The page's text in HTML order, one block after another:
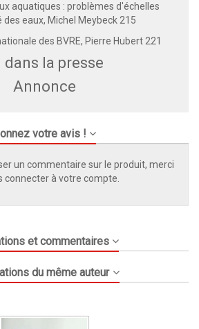
aquatiques : problèmes d'échelles
eaux, Michel Meybeck 215
des BVRE, Pierre Hubert 221
dans la presse
Annonce
votre avis !
un commentaire sur le produit, merci
connecter à votre compte.
et commentaires
du même auteur